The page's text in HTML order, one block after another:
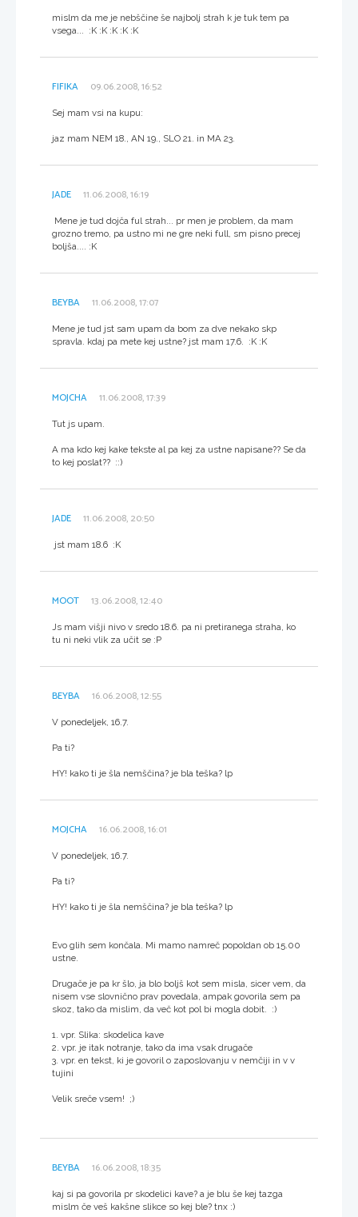
mislm da me je nebščine še najbolj strah k je tuk tem pa
vsega... :K :K :K :K :K
FIFIKA 09.06.2008, 16:52
Sej mam vsi na kupu:
jaz mam NEM 18., AN 19., SLO 21. in MA 23.
JADE 11.06.2008, 16:19
Mene je tud dojča ful strah... pr men je problem, da mam
grozno tremo, pa ustno mi ne gre neki full, sm pisno precej
boljša.... :K
BEYBA 11.06.2008, 17:07
Mene je tud jst sam upam da bom za dve nekako skp
spravla. kdaj pa mete kej ustne? jst mam 17.6. :K :K
MOJCHA 11.06.2008, 17:39
Tut js upam.
A ma kdo kej kake tekste al pa kej za ustne napisane?? Se da
to kej poslat?? ::)
JADE 11.06.2008, 20:50
jst mam 18.6 :K
MOOT 13.06.2008, 12:40
Js mam višji nivo v sredo 18.6. pa ni pretiranega straha, ko
tu ni neki vlik za učit se :P
BEYBA 16.06.2008, 12:55
V ponedeljek, 16.7.
Pa ti?
HY! kako ti je šla nemščina? je bla teška? lp
MOJCHA 16.06.2008, 16:01
V ponedeljek, 16.7.
Pa ti?
HY! kako ti je šla nemščina? je bla teška? lp
Evo glih sem končala. Mi mamo namreč popoldan ob 15.00
ustne.
Drugače je pa kr šlo, ja blo boljš kot sem misla, sicer vem, da
nisem vse slovnično prav povedala, ampak govorila sem pa
skoz, tako da mislim, da več kot pol bi mogla dobit. :)
1. vpr. Slika: skodelica kave
2. vpr. je itak notranje, tako da ima vsak drugače
3. vpr. en tekst, ki je govoril o zaposlovanju v nemčiji in v v
tujini
Velik sreče vsem! ;)
BEYBA 16.06.2008, 18:35
kaj si pa govorila pr skodelici kave? a je blu še kej tazga
mislm če veš kakšne slikce so kej ble? tnx :)